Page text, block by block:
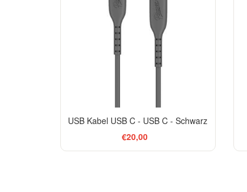
USB Kabel USB C - USB C - Schwarz
€20,00